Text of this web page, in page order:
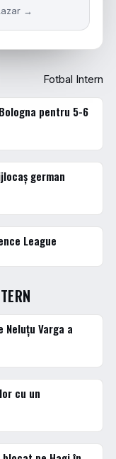
→
Fotbal Intern
pentru 5-6
german
League
Neluțu Varga a
cu un